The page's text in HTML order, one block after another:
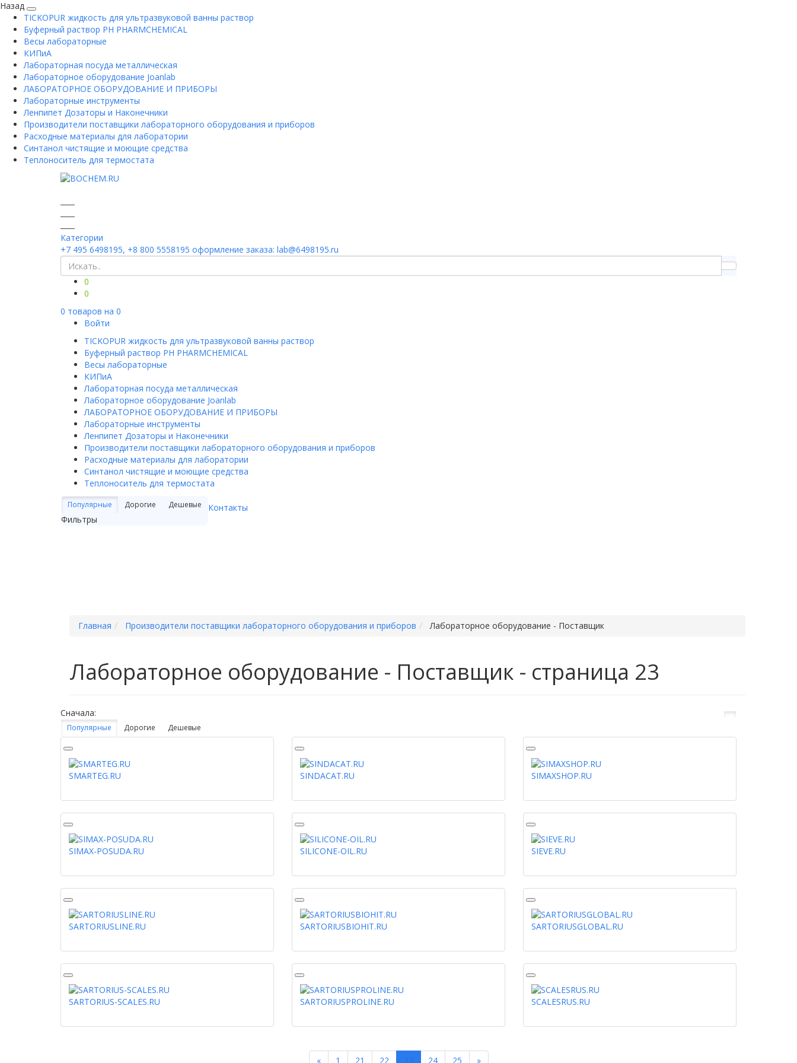
Назад
TICKOPUR жидкость для ультразвуковой ванны раствор
Буферный раствор PH PHARMCHEMICAL
Весы лабораторные
КИПиА
Лабораторная посуда металлическая
Лабораторное оборудование Joanlab
ЛАБОРАТОРНОЕ ОБОРУДОВАНИЕ И ПРИБОРЫ
Лабораторные инструменты
Ленпипет Дозаторы и Наконечники
Производители поставщики лабораторного оборудования и приборов
Расходные материалы для лаборатории
Синтанол чистящие и моющие средства
Теплоноситель для термостата
Категории
+7 495 6498195, +8 800 5558195 оформление заказа: lab@6498195.ru
0
0
0 товаров на 0
Войти
TICKOPUR жидкость для ультразвуковой ванны раствор
Буферный раствор PH PHARMCHEMICAL
Весы лабораторные
КИПиА
Лабораторная посуда металлическая
Лабораторное оборудование Joanlab
ЛАБОРАТОРНОЕ ОБОРУДОВАНИЕ И ПРИБОРЫ
Лабораторные инструменты
Ленпипет Дозаторы и Наконечники
Производители поставщики лабораторного оборудования и приборов
Расходные материалы для лаборатории
Синтанол чистящие и моющие средства
Теплоноситель для термостата
Популярные Дорогие Дешевые
Фильтры
Контакты
Главная Производители поставщики лабораторного оборудования и приборов Лабораторное оборудование - Поставщик
Лабораторное оборудование - Поставщик - страница 23
Сначала:
Популярные Дорогие Дешевые
SMARTEG.RU SINDACAT.RU SIMAXSHOP.RU
SIMAX-POSUDA.RU SILICONE-OIL.RU SIEVE.RU
SARTORIUSLINE.RU SARTORIUSBIOHIT.RU SARTORIUSGLOBAL.RU
SARTORIUS-SCALES.RU SARTORIUSPROLINE.RU SCALESRUS.RU
«Previous
1 21 22 23 24 25 »Next